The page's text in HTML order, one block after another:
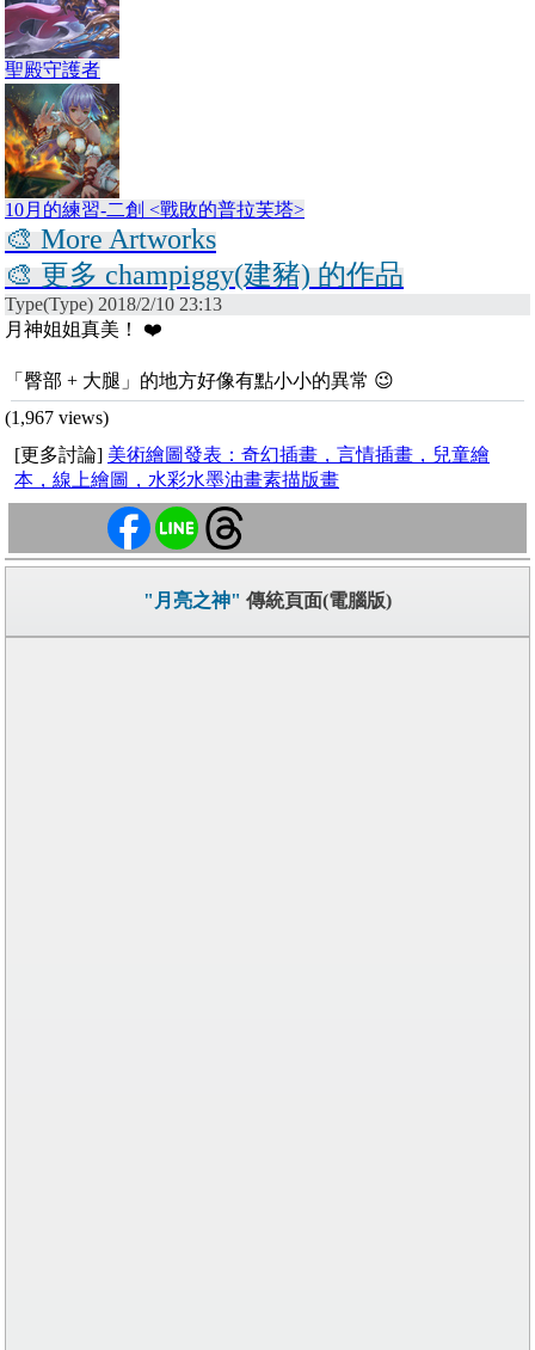
聖殿守護者
10月的練習-二創 <戰敗的普拉芙塔>
🎨 More Artworks
🎨 更多 champiggy(建豬) 的作品
Type(Type) 2018/2/10 23:13
月神姐姐真美！ ❤️
「臀部 + 大腿」的地方好像有點小小的異常 😉
(1,967 views)
[更多討論] 美術繪圖發表：奇幻插畫，言情插畫，兒童繪
本，線上繪圖，水彩水墨油畫素描版畫
"月亮之神" 傳統頁面(電腦版)